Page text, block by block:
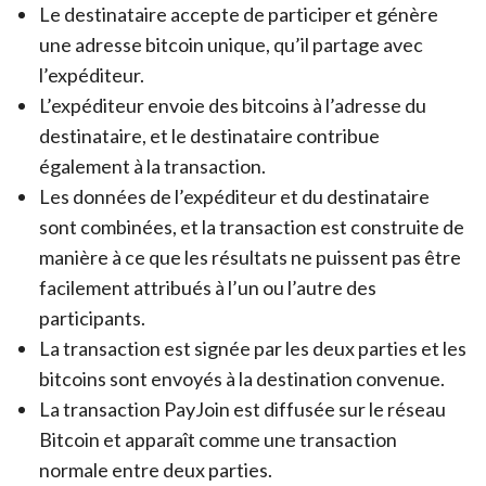
Le destinataire accepte de participer et génère
une adresse bitcoin unique, qu’il partage avec
l’expéditeur.
L’expéditeur envoie des bitcoins à l’adresse du
destinataire, et le destinataire contribue
également à la transaction.
Les données de l’expéditeur et du destinataire
sont combinées, et la transaction est construite de
manière à ce que les résultats ne puissent pas être
facilement attribués à l’un ou l’autre des
participants.
La transaction est signée par les deux parties et les
bitcoins sont envoyés à la destination convenue.
La transaction PayJoin est diffusée sur le réseau
Bitcoin et apparaît comme une transaction
normale entre deux parties.